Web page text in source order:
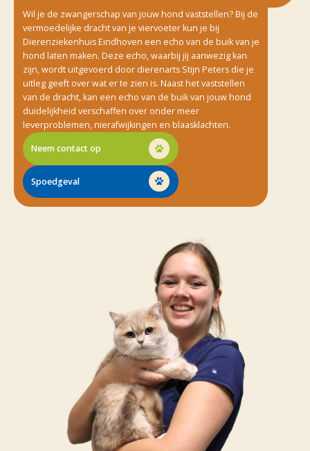
Wil je de zwangerschap van jouw hond vaststellen? Bij de
vermoedelijke dracht van je viervoeter kun je bij
Dierenziekenhuis Eindhoven een echo van de buik van je
hond laten maken. Deze echo, waarbij jij aanwezig kan
zijn, wordt uitgevoerd door dierenarts Stijn Peters die je
uitleg geeft over wat er te zien is. Naast het vaststellen
van de dracht, kan een echo van de buik van jouw hond
duidelijkheid verschaffen over onder meer
leverproblemen, nierafwijkingen en blaasklachten.
Neem contact op
Spoedgeval